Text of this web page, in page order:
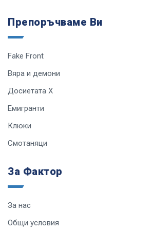
Препоръчваме Ви
Fake Front
Вяра и демони
Досиетата Х
Емигранти
Клюки
Смотаняци
За Фактор
За нас
Общи условия